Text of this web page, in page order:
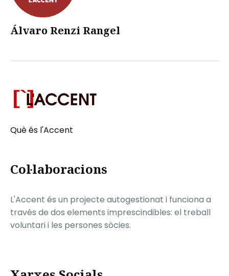
Álvaro Renzi Rangel
Què és l'Accent
Col·laboracions
L'Accent és un projecte autogestionat i funciona a
través de dos elements imprescindibles: el treball
voluntari i les persones sòcies.